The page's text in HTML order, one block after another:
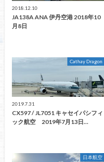
2018.12.10
JA138A ANA 伊丹空港 2018年10
月8日
Cathay Dragon
2019.7.31
CX597 / JL7051 キャセイパシフィ
ック航空 2019年7月13日…
日本航空